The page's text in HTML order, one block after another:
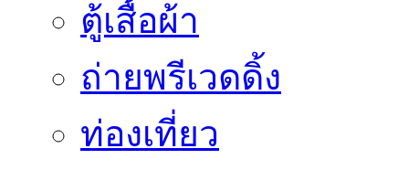
ตู้เสื้อผ้า
ถ่ายพรีเวดดิ้ง
ท่องเที่ยว